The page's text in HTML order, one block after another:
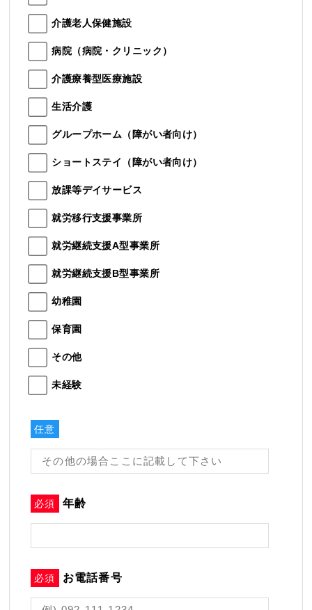
介護老人保健施設
病院（病院・クリニック）
介護療養型医療施設
生活介護
グループホーム（障がい者向け）
ショートステイ（障がい者向け）
放課等デイサービス
就労移行支援事業所
就労継続支援A型事業所
就労継続支援B型事業所
幼稚園
保育園
その他
未経験
任意
必須 年齢
必須 お電話番号